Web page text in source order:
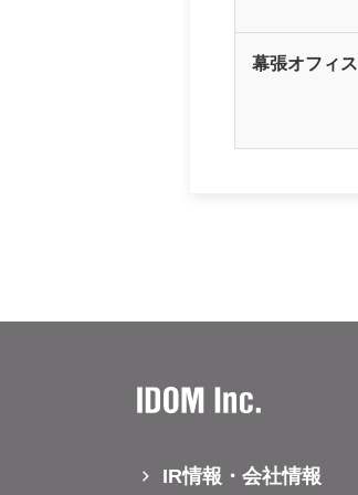
幕張オフィス
IR情報・会社情報